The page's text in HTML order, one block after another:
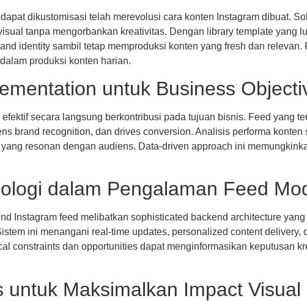
dikustomisasi telah merevolusi cara konten Instagram dibuat.
tanpa mengorbankan kreativitas. Dengan library template yang
identity sambil tetap memproduksi konten yang fresh dan relevan.
produksi konten harian.
untuk Business
secara langsung berkontribusi pada tujuan bisnis. Feed yang
brand recognition, dan drives conversion. Analisis performa konten
resonan dengan audiens. Data-driven approach ini
dalam Pengalaman Feed
Instagram feed melibatkan sophisticated backend architecture
ini menangani real-time updates, personalized content delivery,
constraints dan opportunities dapat menginformasikan keputusan
untuk Maksimalkan Impact Visual